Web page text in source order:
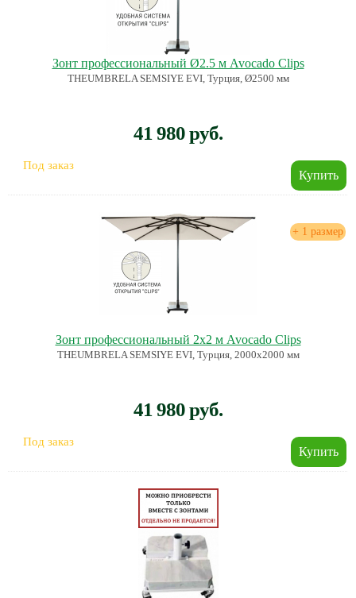
Зонт профессиональный Ø2.5 м Avocado Clips
THEUMBRELA SEMSIYE EVI, Турция, Ø2500 мм
41 980 руб.
Под заказ
+ 1 размер
Зонт профессиональный 2х2 м Avocado Clips
THEUMBRELA SEMSIYE EVI, Турция, 2000х2000 мм
41 980 руб.
Под заказ